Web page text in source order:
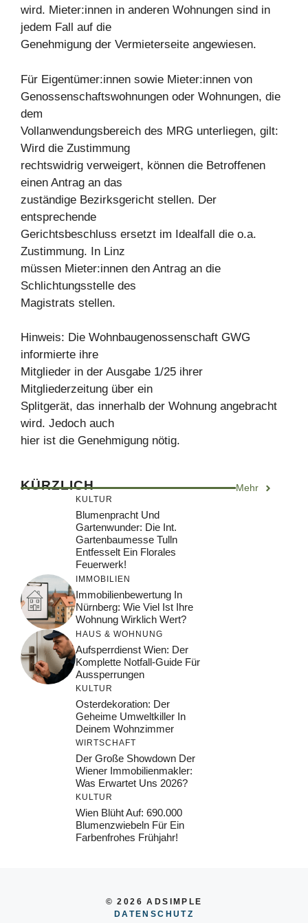
wird. Mieter:innen in anderen Wohnungen sind in
jedem Fall auf die
Genehmigung der Vermieterseite angewiesen.
Für Eigentümer:innen sowie Mieter:innen von
Genossenschaftswohnungen oder Wohnungen, die
dem
Vollanwendungsbereich des MRG unterliegen, gilt:
Wird die Zustimmung
rechtswidrig verweigert, können die Betroffenen
einen Antrag an das
zuständige Bezirksgericht stellen. Der
entsprechende
Gerichtsbeschluss ersetzt im Idealfall die o.a.
Zustimmung. In Linz
müssen Mieter:innen den Antrag an die
Schlichtungsstelle des
Magistrats stellen.
Hinweis: Die Wohnbaugenossenschaft GWG
informierte ihre
Mitglieder in der Ausgabe 1/25 ihrer
Mitgliederzeitung über ein
Splitgerät, das innerhalb der Wohnung angebracht
wird. Jedoch auch
hier ist die Genehmigung nötig.
KÜRZLICH Mehr
KULTUR
Blumenpracht Und
Gartenwunder: Die Int.
Gartenbaumesse Tulln
Entfesselt Ein Florales
Feuerwerk!
IMMOBILIEN
Immobilienbewertung In
Nürnberg: Wie Viel Ist Ihre
Wohnung Wirklich Wert?
HAUS & WOHNUNG
Aufsperrdienst Wien: Der
Komplette Notfall-Guide Für
Aussperrungen
KULTUR
Osterdekoration: Der
Geheime Umweltkiller In
Deinem Wohnzimmer
WIRTSCHAFT
Der Große Showdown Der
Wiener Immobilienmakler:
Was Erwartet Uns 2026?
KULTUR
Wien Blüht Auf: 690.000
Blumenzwiebeln Für Ein
Farbenfrohes Frühjahr!
© 2026 ADSIMPLE
DATENSCHUTZ